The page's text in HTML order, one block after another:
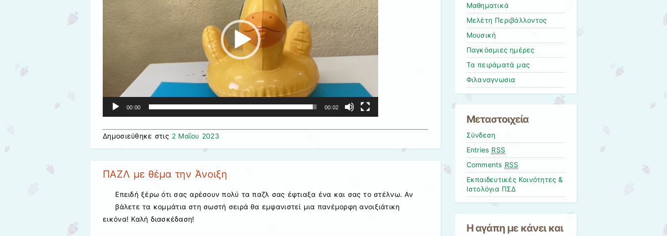
00:00 00:02
Δημοσιεύθηκε στις 2 Μαΐου 2023
ΠΑΖΛ με θέμα την Άνοιξη
Επειδή ξέρω ότι σας αρέσουν πολύ τα παζλ σας έφτιαξα ένα και σας το στέλνω. Αν
βάλετε τα κομμάτια στη σωστή σειρά θα εμφανιστεί μια πανέμορφη ανοιξιάτικη
εικόνα! Καλή διασκέδαση!
Μαθηματικά
Μελέτη Περιβάλλοντος
Μουσική
Παγκόσμιες ημέρες
Τα πειράματά μας
Φιλαναγνωσια
Μεταστοιχεία
Σύνδεση
Entries RSS
Comments RSS
Εκπαιδευτικές Κοινότητες &
Ιστολόγια ΠΣΔ
Η αγάπη με κάνει και